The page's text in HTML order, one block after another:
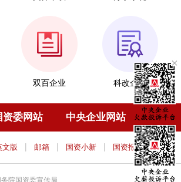
双百企业 科改企业
资委网站 中央企业网站
文版 | 邮箱 | 国资小新 | 国资报告
院国资委宣传局